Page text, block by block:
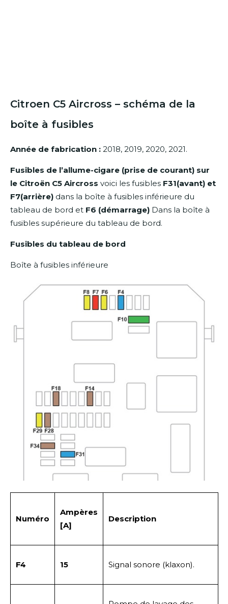
Citroen C5 Aircross – schéma de la
boîte à fusibles
Année de fabrication : 2018, 2019, 2020, 2021.
Fusibles de l’allume-cigare (prise de courant) sur
le Citroën C5 Aircross voici les fusibles F31(avant) et
F7(arrière) dans la boîte à fusibles inférieure du
tableau de bord et F6 (démarrage) Dans la boîte à
fusibles supérieure du tableau de bord.
Fusibles du tableau de bord
Boîte à fusibles inférieure
Numéro
Ampères
[A]
Description
F4 15 Signal sonore (klaxon).